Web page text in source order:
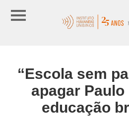
“Escola sem
apagar Paulo
educação